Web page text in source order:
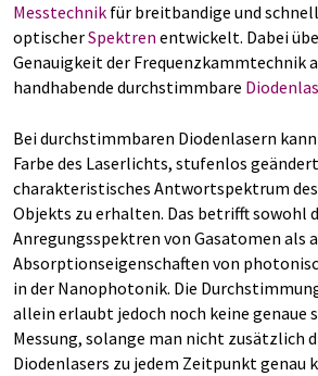
Messtechnik für breitbandige und
optischerSpektren entwickelt. Dabei
Genauigkeit der Frequenzkammtechnik
handhabende durchstimmbare
Bei durchstimmbaren Diodenlasern kann
Farbe des Laserlichts, stufenlos
charakteristisches Antwortspektrum
Objekts zu erhalten. Das betrifft sowohl
Anregungsspektren von Gasatomen als
Absorptionseigenschaften von
in der Nanophotonik. Die
allein erlaubt jedoch noch keine genaue
Messung, solange man nicht zusätzlich
Diodenlasers zu jedem Zeitpunkt genau